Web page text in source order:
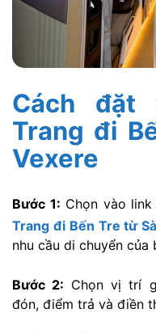
Cách đặt
Trang đi
Vexere
Bước 1: Chọn vào
Trang đi Bến Tre từ
nhu cầu di chuyển của
Bước 2: Chọn vị trí
đón, điểm trả và điền